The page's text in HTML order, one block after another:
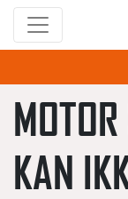
KAN